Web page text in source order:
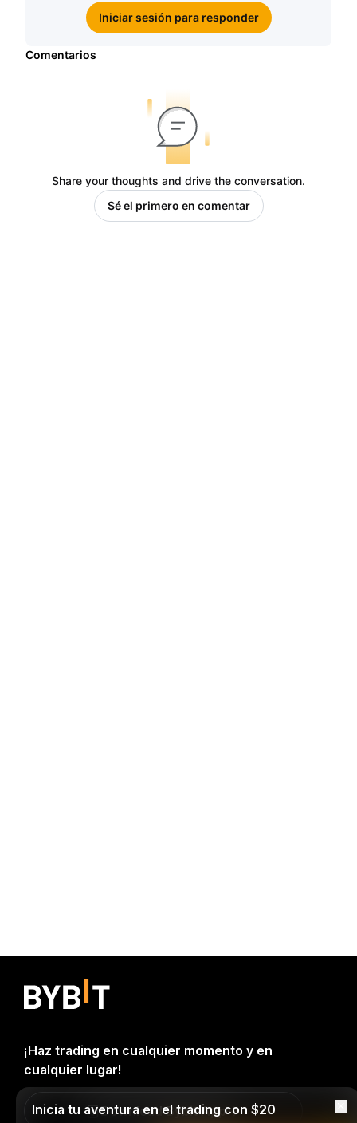
Iniciar sesión para responder
Comentarios
Share your thoughts and drive the conversation.
Sé el primero en comentar
¡Haz trading en cualquier momento y en
cualquier lugar!
Download Bybit App
Inicia tu aventura en el trading con $20